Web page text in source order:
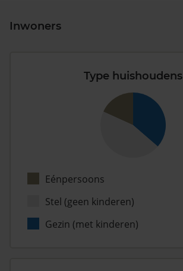
Inwoners
Type huishoudens
Eénpersoons
Stel (geen kinderen)
Gezin (met kinderen)